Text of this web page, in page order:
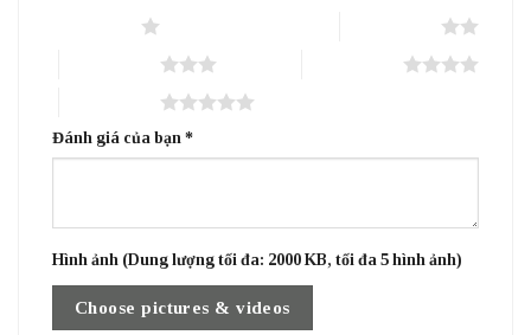
Đánh giá của bạn *
Hình ảnh (Dung lượng tối đa: 2000 KB, tối đa 5 hình ảnh)
Choose pictures & videos